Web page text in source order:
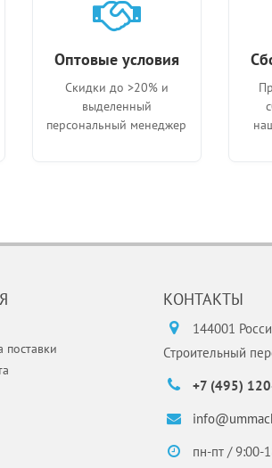
Оптовые условия
Скидки до >20% и
выделенный
персональный менеджер
КОНТАКТЫ
144001
Строительный
+7 (495)
пн-пт / 9:00-